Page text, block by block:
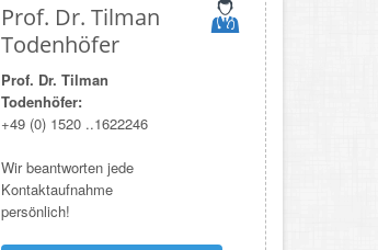
Prof. Dr. Tilman
Todenhöfer
Prof. Dr. Tilman
Todenhöfer:
+49 (0) 1520 ..1622246
Wir beantworten jede
Kontaktaufnahme
persönlich!